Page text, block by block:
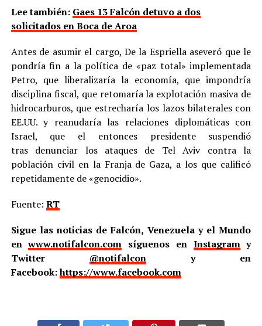
Lee también: Gaes 13 Falcón detuvo a dos
solicitados en Boca de Aroa
Antes de asumir el cargo, De la Espriella aseveró que le
pondría fin a la política de «paz total» implementada
Petro, que liberalizaría la economía, que impondría
disciplina fiscal, que retomaría la explotación masiva de
hidrocarburos, que estrecharía los lazos bilaterales con
EE.UU. y reanudaría las relaciones diplomáticas con
Israel, que el entonces presidente suspendió
tras denunciar los ataques de Tel Aviv contra la
población civil en la Franja de Gaza, a los que calificó
repetidamente de «genocidio».
Fuente: RT
Sigue las noticias de Falcón, Venezuela y el Mundo
enwww.notifalcon.com síguenos en Instagramy
Twitter @notifalcony en
Facebook:https://www.facebook.com